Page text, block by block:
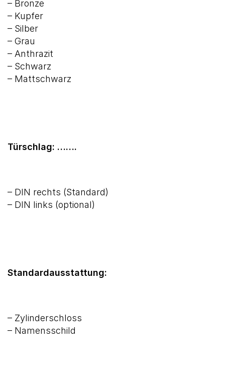
– Bronze
– Kupfer
– Silber
– Grau
– Anthrazit
– Schwarz
– Mattschwarz
Türschlag: …….
– DIN rechts (Standard)
– DIN links (optional)
Standardausstattung:
– Zylinderschloss
– Namensschild